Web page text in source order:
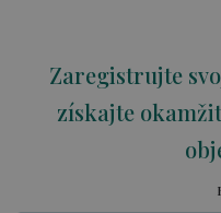
Zaregistrujte
získajte